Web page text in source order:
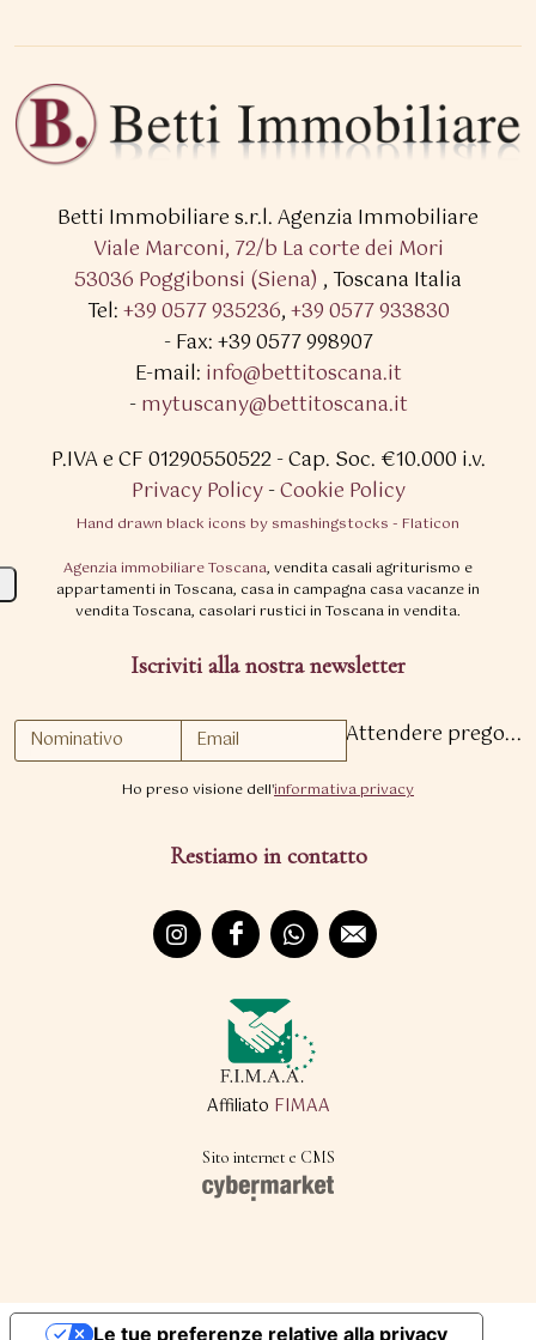
Betti Immobiliare s.r.l.Agenzia Immobiliare
Viale Marconi, 72/b La corte dei Mori
53036 Poggibonsi (Siena) ,Toscana Italia
Tel:+39 0577 935236,+39 0577 933830
- Fax: +39 0577 998907
E-mail: info@bettitoscana.it
-mytuscany@bettitoscana.it
P.IVA e CF 01290550522 - Cap. Soc. €10.000 i.v.
Privacy Policy -Cookie Policy
Hand drawn black icons by smashingstocks - Flaticon
Agenzia immobiliare Toscana, vendita casali agriturismo e
appartamenti in Toscana, casa in campagna casa vacanze in
vendita Toscana, casolari rustici in Toscana in vendita.
Iscriviti alla nostra newsletter
Attendere prego...
Ho preso visione dell'informativa privacy
Restiamo in contatto
Affiliato FIMAA
Sito internet e CMS
Le tue preferenze relative alla privacy